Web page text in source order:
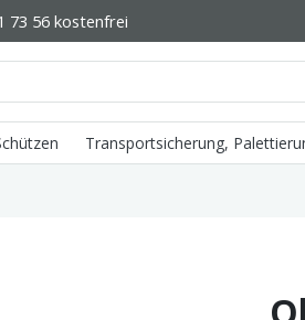
73 56 kostenfrei
Transportsicherung,